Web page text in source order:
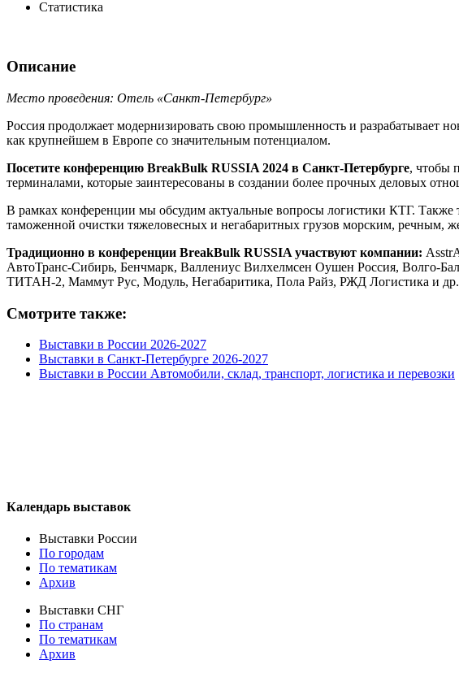
Статистика
Описание
Место проведения: Отель «Санкт-Петербург»
Россия продолжает модернизировать свою промышленность и разрабатывает
как крупнейшем в Европе со значительным потенциалом.
Посетите конференцию BreakBulk RUSSIA 2024 в Санкт-Петербурге, чтобы
терминалами, которые заинтересованы в создании более прочных деловых
В рамках конференции мы обсудим актуальные вопросы логистики КТГ. Также
таможенной очистки тяжеловесных и негабаритных грузов морским,
Традиционно в конференции BreakBulk RUSSIA участвуют компании:
АвтоТранс-Сибирь, Бенчмарк, Валлениус Вилхелмсен Оушен Россия, Волго-
ТИТАН-2, Маммут Рус, Модуль, Негабаритика, Пола Райз, РЖД Логистика и др.
Смотрите также:
Выставки в России 2026-2027
Выставки в Санкт-Петербурге 2026-2027
Выставки в России Автомобили, склад, транспорт, логистика и перевозки
Календарь выставок
Выставки России
По городам
По тематикам
Архив
Выставки СНГ
По странам
По тематикам
Архив